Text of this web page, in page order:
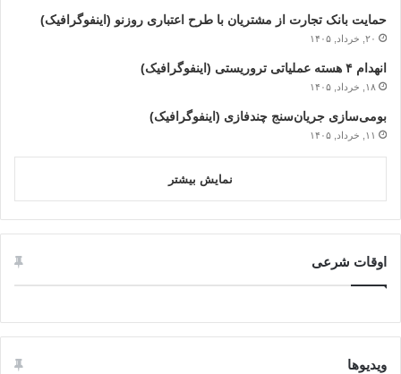
حمایت بانک تجارت از مشتریان با طرح اعتباری روزنو (اینفوگرافیک)
۲۰, خرداد, ۱۴۰۵
انهدام ۴ هسته عملیاتی تروریستی (اینفوگرافیک)
۱۸, خرداد, ۱۴۰۵
بومی‌سازی جریان‌سنج چندفازی (اینفوگرافیک)
۱۱, خرداد, ۱۴۰۵
نمایش بیشتر
اوقات شرعی
ویدیوها